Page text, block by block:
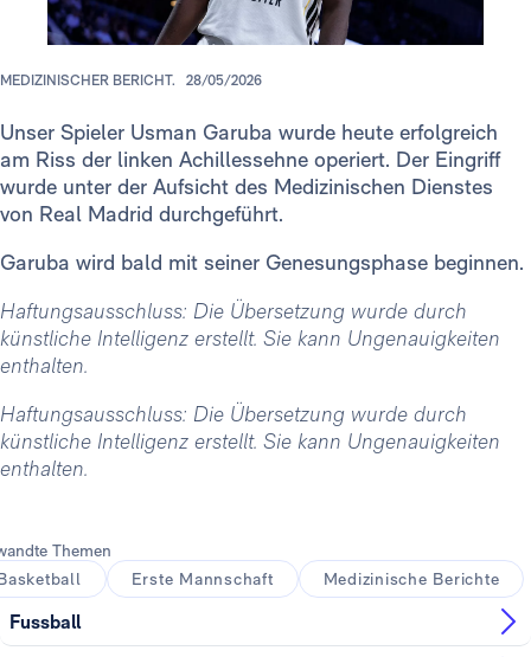
MEDIZINISCHER BERICHT. 28/05/2026
Unser Spieler Usman Garuba wurde heute erfolgreich
am Riss der linken Achillessehne operiert. Der Eingriff
wurde unter der Aufsicht des Medizinischen Dienstes
von Real Madrid durchgeführt.
Garuba wird bald mit seiner Genesungsphase beginnen.
Haftungsausschluss: Die Übersetzung wurde durch
künstliche Intelligenz erstellt. Sie kann Ungenauigkeiten
enthalten.
Haftungsausschluss: Die Übersetzung wurde durch
künstliche Intelligenz erstellt. Sie kann Ungenauigkeiten
enthalten.
Themen
Erste Mannschaft Medizinische Berichte
Fussball